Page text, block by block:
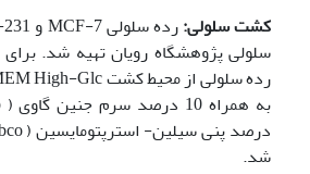
کشت سلولی:
سلولی پژوهشگاه رویان تهیه شد.
شد.